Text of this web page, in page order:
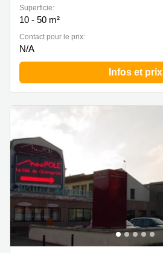
d'affaires
Montpellier
Superficie:
10 - 50 m²
Contact pour le prix:
N/A
Infos et prix